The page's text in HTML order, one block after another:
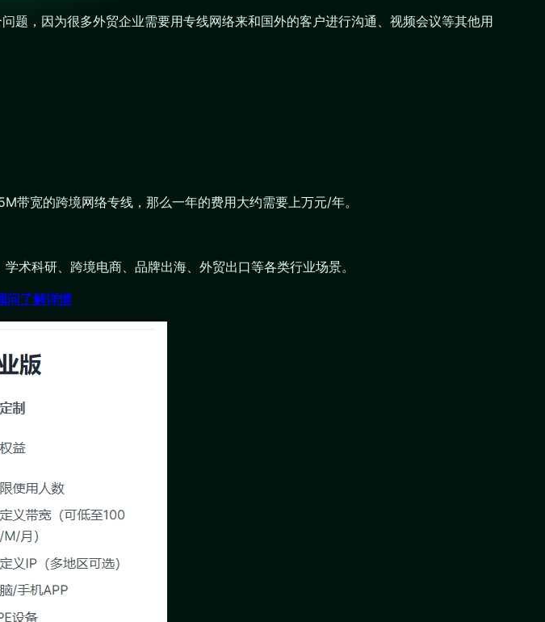
题，因为很多外贸企业需要用专线网络来和国外的客户进行沟通、视频会议等其他用
带宽的跨境网络专线，那么一年的费用大约需要上万元/年。
术科研、跨境电商、品牌出海、外贸出口等各类行业场景。
问了解详情